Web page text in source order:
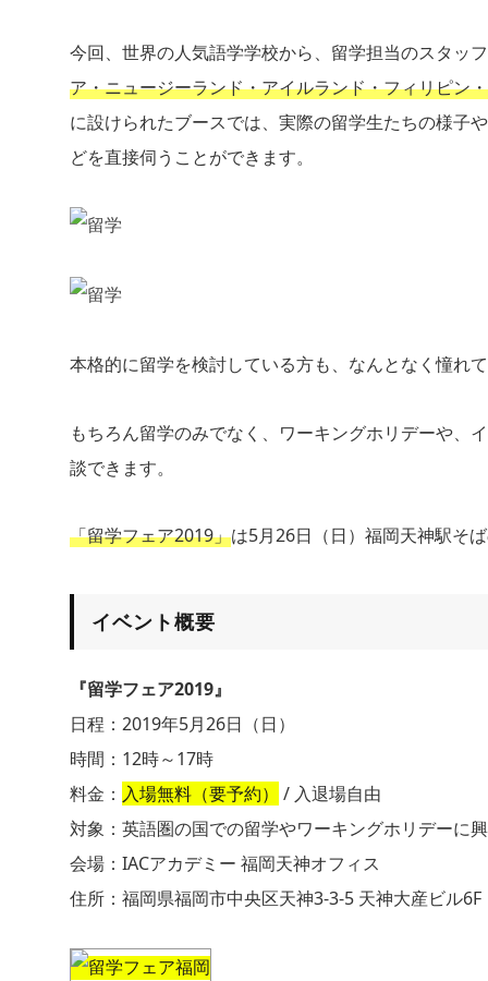
今回、世界の人気語学学校から、留学担当のスタッ
ア・ニュージーランド・アイルランド・フィリピン
に設けられたブースでは、実際の留学生たちの様子
どを直接伺うことができます。
本格的に留学を検討している方も、なんとなく憧れ
もちろん留学のみでなく、ワーキングホリデーや、
談できます。
「留学フェア2019」は5月26日（日）福岡天神駅そ
イベント概要
『留学フェア2019』
日程：2019年5月26日（日）
時間：12時～17時
料金： 入場無料（要予約）
/ 入退場自由
対象：英語圏の国での留学やワーキングホリデーに
会場：IACアカデミー 福岡天神オフィス
住所：福岡県福岡市中央区天神3-3-5 天神大産ビル6F